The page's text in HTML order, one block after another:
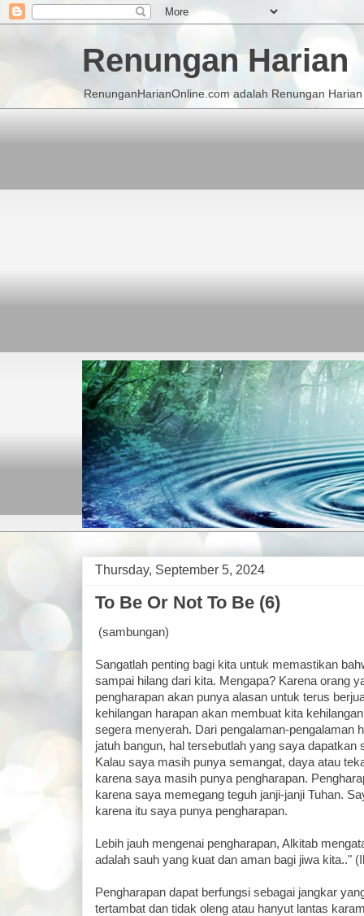
Renungan Harian
RenunganHarianOnline.com adalah Renungan
Thursday, September 5, 2024
To Be Or Not To Be (6)
(sambungan)
Sangatlah penting bagi kita untuk memastikan
sampai hilang dari kita. Mengapa? Karena orang
pengharapan akan punya alasan untuk terus
kehilangan harapan akan membuat kita
segera menyerah. Dari pengalaman-pengalaman
jatuh bangun, hal tersebutlah yang saya dapatkan
Kalau saya masih punya semangat, daya atau
karena saya masih punya pengharapan.
karena saya memegang teguh janji-janji Tuhan.
karena itu saya punya pengharapan.
Lebih jauh mengenai pengharapan, Alkitab
adalah sauh yang kuat dan aman bagi jiwa kita.."
Pengharapan dapat berfungsi sebagai jangkar
tertambat dan tidak oleng atau hanyut lantas